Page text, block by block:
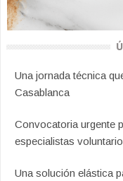
Una jornada técnica
Casablanca
Convocatoria urgente
especialistas
Una solución elástica